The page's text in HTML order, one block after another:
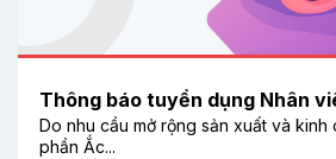
Thông báo tuyển dụng Nhân
Do nhu cầu mở rộng sản xuất và
phần Ắc...